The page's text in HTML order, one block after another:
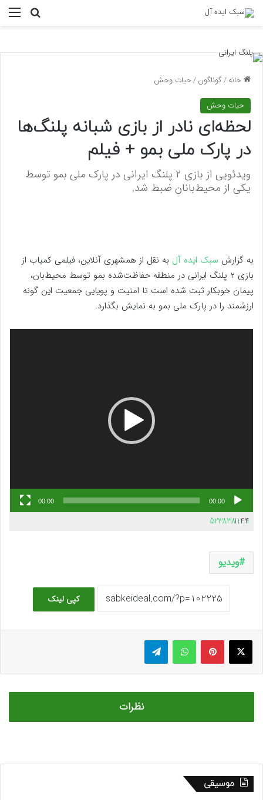
خانه/گوناگون/حیات وحش
حیات وحش
لحظه‌ای نادر از بازی شبانه پلنگ‌ها
در پارک ملی بمو + فیلم
ویدئویی از بازی ۲ پلنگ ایرانی در پارک ملی بمو توسط
یکی از محیط‌بانان ضبط شد.
به گزارش سبک ایده آل به نقل از همشهری آنلاین، فیلمی کمیاب از
بازی ۲ پلنگ ایرانی در منطقه حفاظت‌شده بمو توسط محیط‌بان،
پیمان خوبکار ثبت شده است تا امنیت و پویایی جمعیت این گونه
ارزشمند را در پارک ملی بمو به نمایش بگذارد.
00:00
00:00
1.
52383811:44
ویدیو
کپی لینک
ایکس پینتریستواتس آپ تلگرام
نظرات
موسیقی